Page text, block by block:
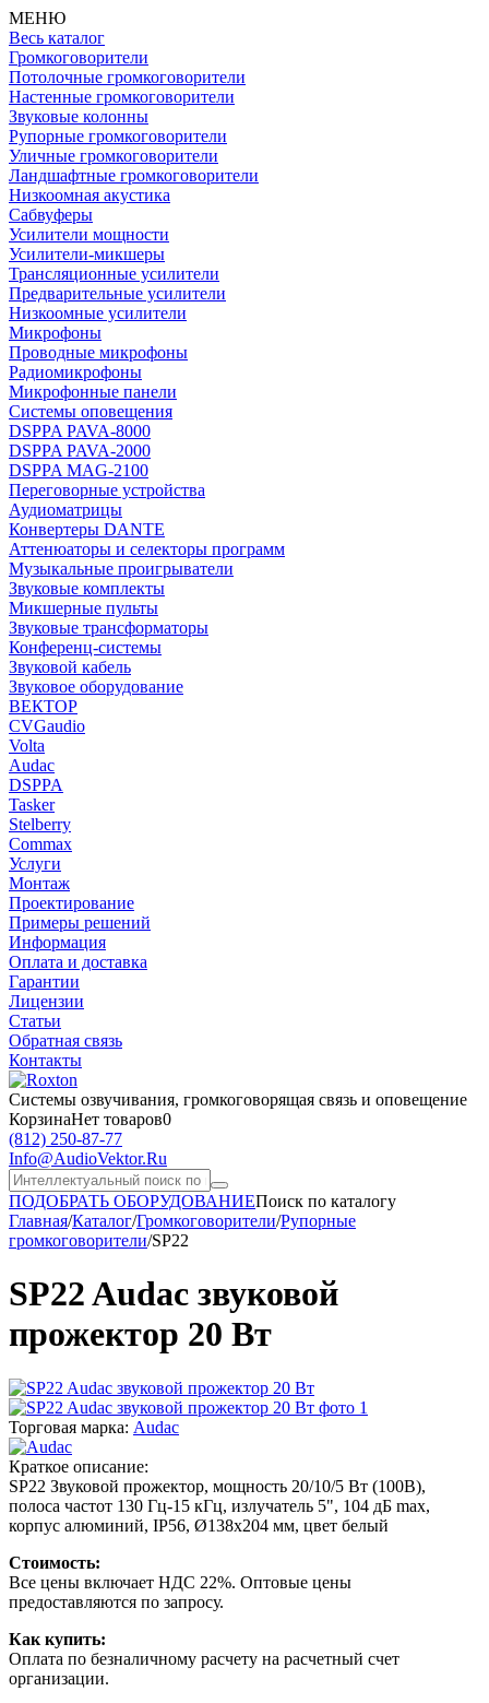
МЕНЮ
Весь каталог
Громкоговорители
Потолочные громкоговорители
Настенные громкоговорители
Звуковые колонны
Рупорные громкоговорители
Уличные громкоговорители
Ландшафтные громкоговорители
Низкоомная акустика
Сабвуферы
Усилители мощности
Усилители-микшеры
Трансляционные усилители
Предварительные усилители
Низкоомные усилители
Микрофоны
Проводные микрофоны
Радиомикрофоны
Микрофонные панели
Системы оповещения
DSPPA PAVA-8000
DSPPA PAVA-2000
DSPPA MAG-2100
Переговорные устройства
Аудиоматрицы
Конвертеры DANTE
Аттенюаторы и селекторы программ
Музыкальные проигрыватели
Звуковые комплекты
Микшерные пульты
Звуковые трансформаторы
Конференц-системы
Звуковой кабель
Звуковое оборудование
ВЕКТОР
CVGaudio
Volta
Audac
DSPPA
Tasker
Stelberry
Commax
Услуги
Монтаж
Проектирование
Примеры решений
Информация
Оплата и доставка
Гарантии
Лицензии
Статьи
Обратная связь
Контакты
Системы озвучивания, громкоговорящая связь и оповещение
КорзинаНет товаров0
(812) 250-87-77
Info@AudioVektor.Ru
ПОДОБРАТЬ ОБОРУДОВАНИЕПоиск по каталогу
Главная/Каталог/Громкоговорители/Рупорные
громкоговорители/SP22
SP22 Audac звуковой
прожектор 20 Вт
Торговая марка: Audac
Краткое описание:
SP22 Звуковой прожектор, мощность 20/10/5 Вт (100В),
полоса частот 130 Гц-15 кГц, излучатель 5", 104 дБ max,
корпус алюминий, IP56, Ø138х204 мм, цвет белый
Стоимость:
Все цены включает НДС 22%. Оптовые цены
предоставляются по запросу.
Как купить:
Оплата по безналичному расчету на расчетный счет
организации.